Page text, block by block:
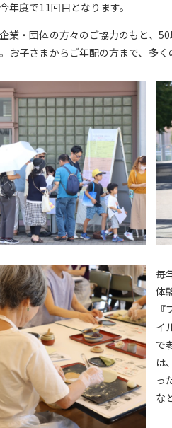
年度で11回目となります。
業・団体の方々のご協力のもと、
お子さまからご年配の方まで、多く
毎
体
イ
で
は
っ
な